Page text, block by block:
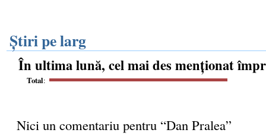
Știri pe larg
În ultima lună, cel mai des menționat
Total:
Nici un comentariu pentru “Dan Pralea”